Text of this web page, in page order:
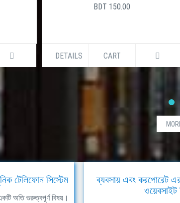
BDT 150.00
DETAILS CART
টেলিফোন সিস্টেম
অতি গুরুত্বপূর্ণ বিষয়।
ব্যবসায় এবং করপোরেট
ওয়েবসাইট